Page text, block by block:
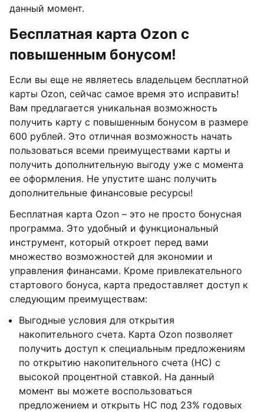
данный момент.
Бесплатная карта Ozon с
повышенным бонусом!
Если вы еще не являетесь владельцем бесплатной
карты Ozon, сейчас самое время это исправить!
Вам предлагается уникальная возможность
получить карту с повышенным бонусом в размере
600 рублей. Это отличная возможность начать
пользоваться всеми преимуществами карты и
получить дополнительную выгоду уже с момента
ее оформления. Не упустите шанс получить
дополнительные финансовые ресурсы!
Бесплатная карта Ozon – это не просто бонусная
программа. Это удобный и функциональный
инструмент, который откроет перед вами
множество возможностей для экономии и
управления финансами. Кроме привлекательного
стартового бонуса, карта предоставляет доступ к
следующим преимуществам:
Выгодные условия для открытия
накопительного счета. Карта Ozon позволяет
получить доступ к специальным предложениям
по открытию накопительного счета (НС) с
высокой процентной ставкой. На данный
момент вы можете воспользоваться
предложением и открыть НС под 23% годовых